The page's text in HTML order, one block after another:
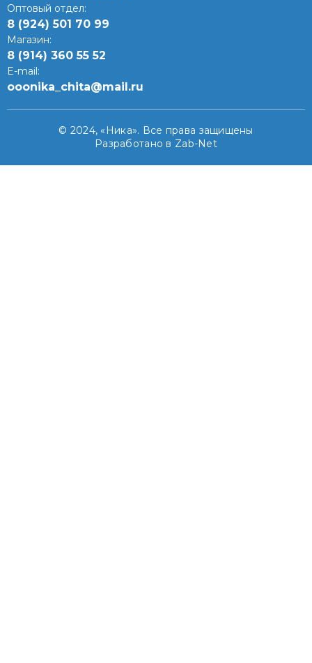
Оптовый отдел:
8 (924) 501 70 99
Магазин:
8 (914) 360 55 52
E-mail:
ooonika_chita@mail.ru
© 2024, «Ника». Все права защищены
Разработано в Zab-Net